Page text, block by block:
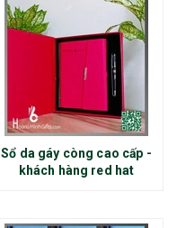
Sổ da gáy còng cao cấp -
khách hàng red hat